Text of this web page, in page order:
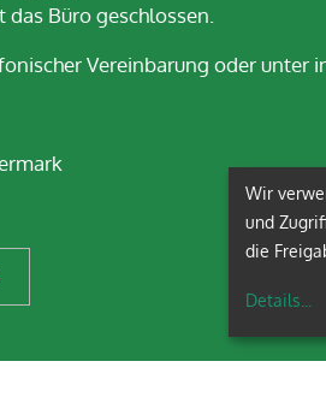
das Büro geschlossen.
Vereinbarung oder unter
Wir
und
die
Details...